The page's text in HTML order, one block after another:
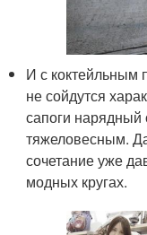
И с коктейльным
не сойдутся
сапоги
тяжеловесным.
сочетание уже
модных кругах.